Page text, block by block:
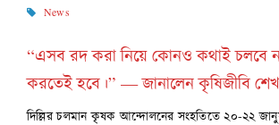
News
“এসব রদ করা নিয়ে কোনও কথাই চলবে
করতেই হবে।” — জানালেন কৃষিজীবি
দিল্লির চলমান কৃষক আন্দোলনের সংহতিতে ২০-২২